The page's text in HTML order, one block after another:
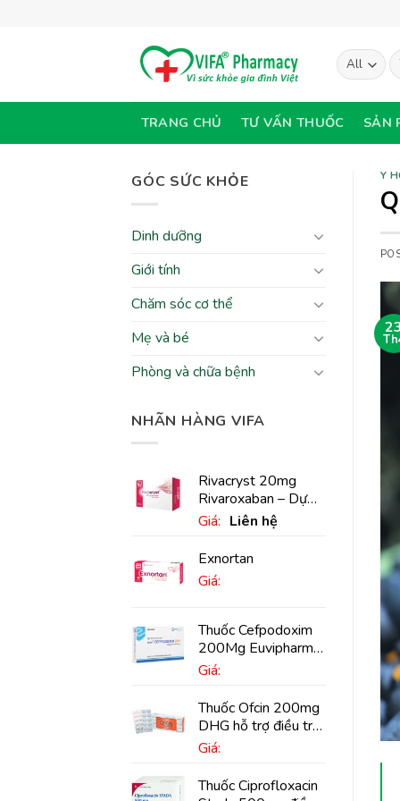
TRANG CHỦ TƯ VẤN THUỐC SẢN
GÓC SỨC KHỎE
Dinh dưỡng
Giới tính
Chăm sóc cơ thể
Mẹ và bé
Phòng và chữa bệnh
NHÃN HÀNG VIFA
Rivacryst 20mg
Rivaroxaban – Dự
phòng đột quỵ,
huyết khối tĩnh mạch
Giá: Liên hệ
Exnortan
Giá:
Thuốc Cefpodoxim
200Mg Euvipharm
điều trị nhiễm khuẩn
Giá:
Thuốc Ofcin 200mg
DHG hỗ trợ điều trị
viêm phế quản nặng
Giá:
Thuốc Ciprofloxacin
Y
23